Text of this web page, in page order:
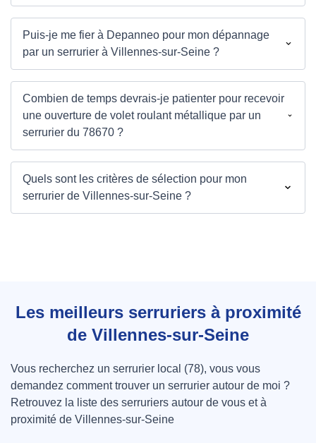
Puis-je me fier à Depanneo pour mon dépannage
par un serrurier à Villennes-sur-Seine ?
Combien de temps devrais-je patienter pour recevoir
une ouverture de volet roulant métallique par un
serrurier du 78670 ?
Quels sont les critères de sélection pour mon
serrurier de Villennes-sur-Seine ?
Les meilleurs serruriers à proximité
de Villennes-sur-Seine
Vous recherchez un serrurier local (78), vous vous
demandez comment trouver un serrurier autour de moi ?
Retrouvez la liste des serruriers autour de vous et à
proximité de Villennes-sur-Seine